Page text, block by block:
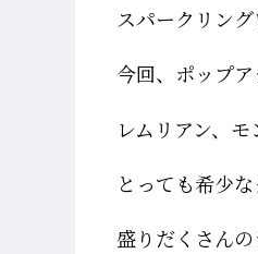
スパークリン
今回、ポップ
レムリアン、モ
とっても希少な
盛りだくさん